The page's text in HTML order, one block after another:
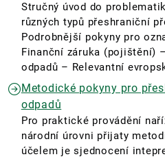
Stručný úvod do
různých typů přeshraniční
Podrobnější pokyny pro
Finanční záruka (pojištění)
odpadů – Relevantní
Metodické pokyny pro
odpadů
Pro praktické provádění
národní úrovni přijaty
účelem je sjednocení